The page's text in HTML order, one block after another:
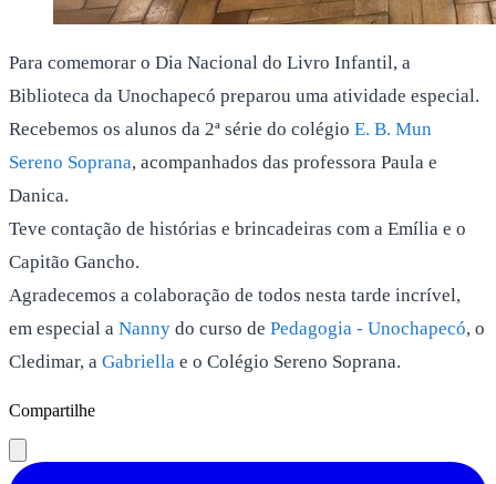
Para comemorar o Dia Nacional do Livro Infantil, a
Biblioteca da Unochapecó preparou uma atividade especial.
Recebemos os alunos da 2ª série do colégio E. B. Mun
Sereno Soprana, acompanhados das professora Paula e
Danica.
Teve contação de histórias e brincadeiras com a Emília e o
Capitão Gancho.
Agradecemos a colaboração de todos nesta tarde incrível,
em especial a Nanny do curso de Pedagogia - Unochapecó, o
Cledimar, a Gabriella e o Colégio Sereno Soprana.
Compartilhe